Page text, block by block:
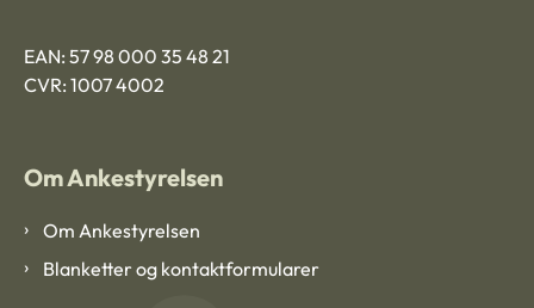
EAN: 57 98 000 35 48 21
CVR: 1007 4002
Om Ankestyrelsen
Om Ankestyrelsen
Blanketter og kontaktformularer